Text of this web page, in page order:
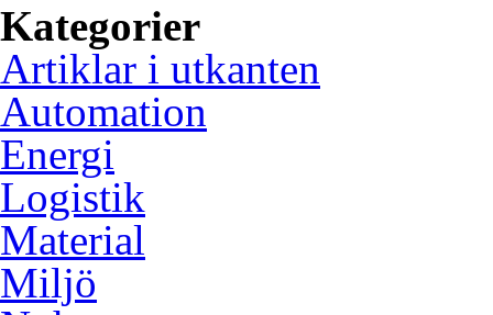
Kategorier
Artiklar i utkanten
Automation
Energi
Logistik
Material
Miljö